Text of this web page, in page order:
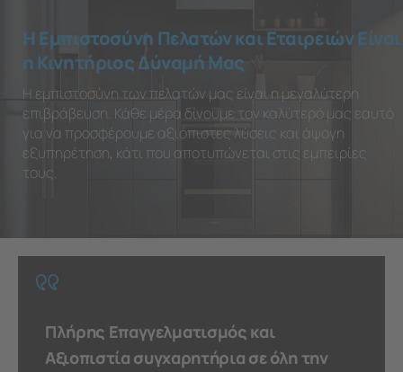
Η Εμπιστοσύνη Πελατών και Εταιρειών Είναι
η Κινητήριος Δύναμή Μας
Η εμπιστοσύνη των πελατών μας είναι η μεγαλύτερη
επιβράβευση. Κάθε μέρα δίνουμε τον καλύτερό μας εαυτό
για να προσφέρουμε αξιόπιστες λύσεις και άψογη
εξυπηρέτηση, κάτι που αποτυπώνεται στις εμπειρίες
τους.
Πλήρης Επαγγελματισμός και
Αξιοπιστία συγχαρητήρια σε όλη την